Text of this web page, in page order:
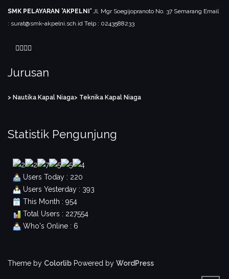
SMK PELAYARAN 'AKPELNI' Jl. Mgr Soegijopranoto No. 37 Semarang Email
: surat@smk-akpelni.sch.id Telp : 0243588233
Jurusan
> Nautika Kapal Niaga> Teknika Kapal Niaga
Statistik Pengunjung
Users Today : 220
Users Yesterday : 393
This Month : 954
Total Users : 227554
Who's Online : 6
Theme by Colorlib Powered by WordPress